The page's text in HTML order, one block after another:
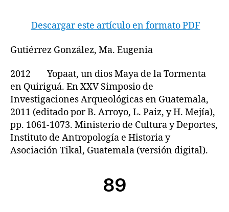
Descargar este artículo en formato PDF
Gutiérrez González, Ma. Eugenia
2012 Yopaat, un dios Maya de la Tormenta
en Quiriguá. En XXV Simposio de
Investigaciones Arqueológicas en Guatemala,
2011 (editado por B. Arroyo, L. Paiz, y H. Mejía),
pp. 1061-1073. Ministerio de Cultura y Deportes,
Instituto de Antropología e Historia y
Asociación Tikal, Guatemala (versión digital).
89